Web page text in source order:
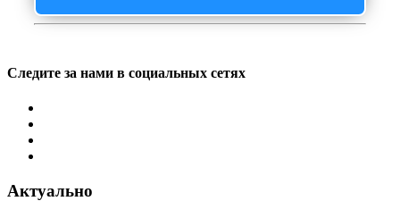
Следите за нами в социальных сетях
Актуально